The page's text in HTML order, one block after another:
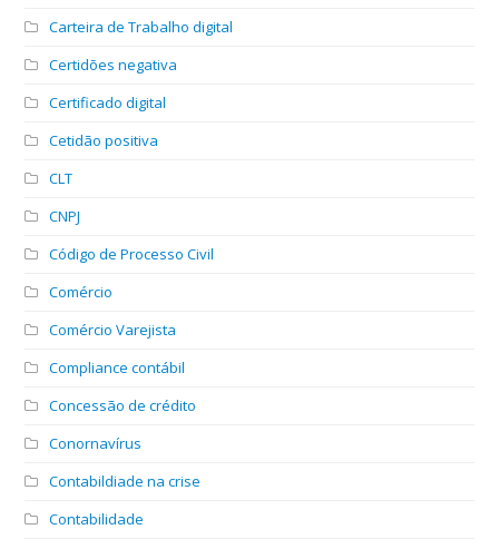
Carteira de Trabalho digital
Certidões negativa
Certificado digital
Cetidão positiva
CLT
CNPJ
Código de Processo Civil
Comércio
Comércio Varejista
Compliance contábil
Concessão de crédito
Conornavírus
Contabildiade na crise
Contabilidade